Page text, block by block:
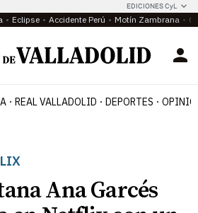
EDICIONES CyL
Eclipse Accidente Perú Motín Zambrana
REAL VALLADOLID DEPORTES
Ana Garcés